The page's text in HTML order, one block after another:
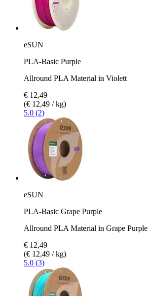
eSUN
PLA-Basic Purple
Allround PLA Material in Violett
€ 12,49
(€ 12,49 / kg)
5.0 (2)
eSUN
PLA-Basic Grape Purple
Allround PLA Material in Grape Purple
€ 12,49
(€ 12,49 / kg)
5.0 (3)